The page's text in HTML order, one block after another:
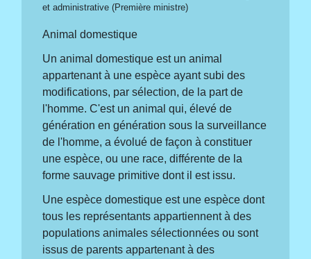
et administrative (Première ministre)
Animal domestique
Un animal domestique est un animal
appartenant à une espèce ayant subi des
modifications, par sélection, de la part de
l'homme. C'est un animal qui, élevé de
génération en génération sous la surveillance
de l'homme, a évolué de façon à constituer
une espèce, ou une race, différente de la
forme sauvage primitive dont il est issu.
Une espèce domestique est une espèce dont
tous les représentants appartiennent à des
populations animales sélectionnées ou sont
issus de parents appartenant à des